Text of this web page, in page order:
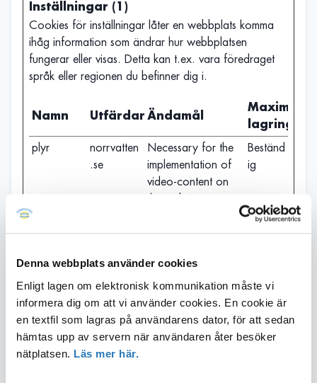
Denna webbplats använder cookies
Enligt lagen om elektronisk kommunikation måste vi
informera dig om att vi använder cookies. En cookie är
en textfil som lagras på användarens dator, för att sedan
hämtas upp av servern när användaren åter besöker
nätplatsen. Läs mer här.
Inställningar (1)
Cookies för inställningar låter en webbplats komma
ihåg information som ändrar hur webbplatsen
fungerar eller visas. Detta kan t.ex. vara föredraget
språk eller regionen du befinner dig i.
Namn UtfärdareÄndamål
Maximal
lagringstid
plyr
norrvatten
.se
Necessary for the
implementation of
video-content on
the website.
Beständ
ig
Cookies för statistik hjälper en webbplatsägare att
förstå hur besökare interagerar med webbplatser
genom att samla och rapportera in information
anonymt.
Namn Utfärdare